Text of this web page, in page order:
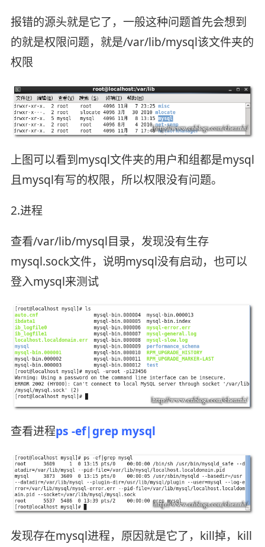
报错的源头就是它了，一般这种问题首先会想到
的就是权限问题，就是/var/lib/mysql该文件夹的
权限
上图可以看到mysql文件夹的用户和组都是mysql
且mysql有写的权限，所以权限没有问题。
2.进程
查看/var/lib/mysql目录，发现没有生存
mysql.sock文件，说明mysql没有启动，也可以
登入mysql来测试
查看进程ps -ef|grep mysql
发现存在mysql进程，原因就是它了，kill掉，kill